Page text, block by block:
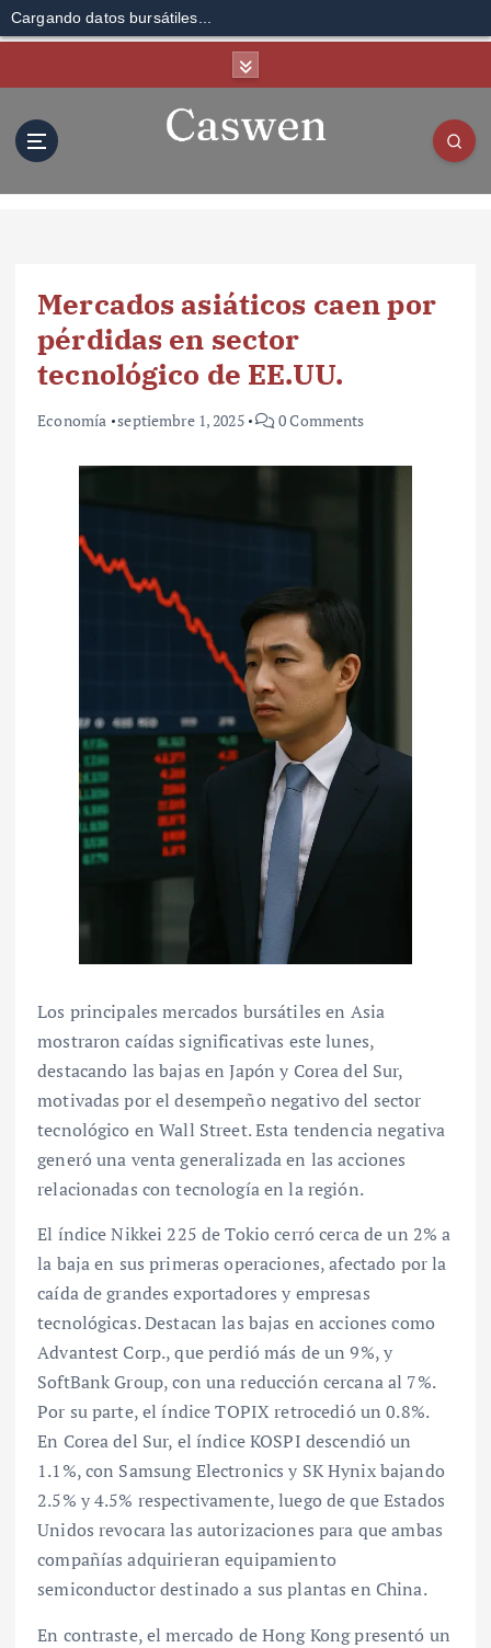
Cargando datos bursátiles...
Mercados asiáticos caen por
pérdidas en sector
tecnológico de EE.UU.
Economía septiembre 1, 2025 0 Comments
Los principales mercados bursátiles en Asia
mostraron caídas significativas este lunes,
destacando las bajas en Japón y Corea del Sur,
motivadas por el desempeño negativo del sector
tecnológico en Wall Street. Esta tendencia negativa
generó una venta generalizada en las acciones
relacionadas con tecnología en la región.
El índice Nikkei 225 de Tokio cerró cerca de un 2% a
la baja en sus primeras operaciones, afectado por la
caída de grandes exportadores y empresas
tecnológicas. Destacan las bajas en acciones como
Advantest Corp., que perdió más de un 9%, y
SoftBank Group, con una reducción cercana al 7%.
Por su parte, el índice TOPIX retrocedió un 0.8%.
En Corea del Sur, el índice KOSPI descendió un
1.1%, con Samsung Electronics y SK Hynix bajando
2.5% y 4.5% respectivamente, luego de que Estados
Unidos revocara las autorizaciones para que ambas
compañías adquirieran equipamiento
semiconductor destinado a sus plantas en China.
En contraste, el mercado de Hong Kong presentó un